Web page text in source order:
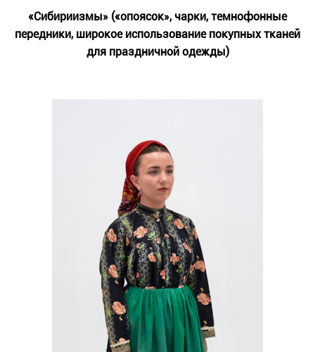
«Сибириизмы» («опоясок», чарки, темнофонные
передники, широкое использование покупных тканей
для праздничной одежды)